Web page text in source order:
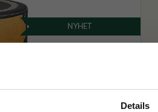
Details
NYHET